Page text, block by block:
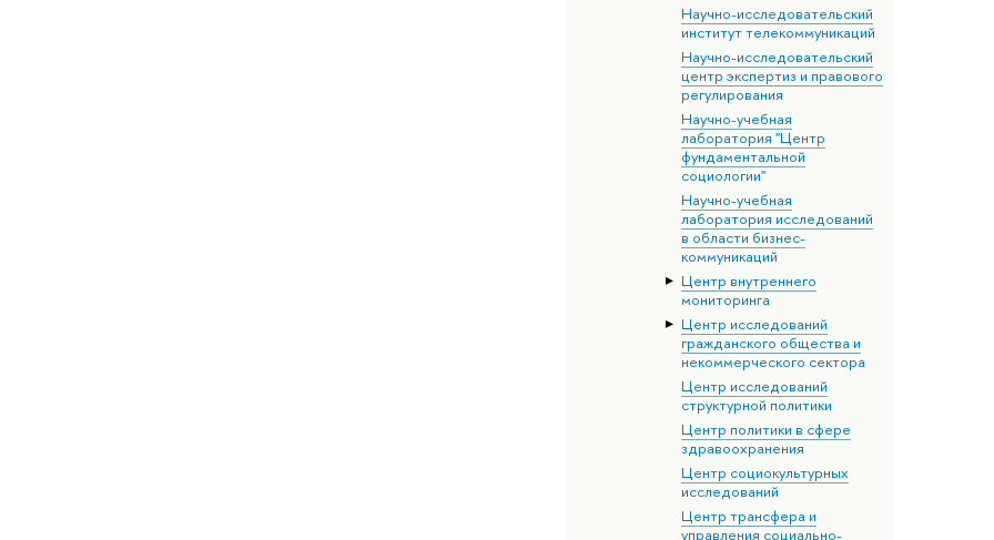
Научно-исследовательский
институт телекоммуникаций
Научно-исследовательский
центр экспертиз и правового
регулирования
Научно-учебная
лаборатория "Центр
фундаментальной
социологии"
Научно-учебная
лаборатория исследований
в области бизнес-
коммуникаций
Центр внутреннего
мониторинга
Центр исследований
гражданского общества и
некоммерческого сектора
Центр исследований
структурной политики
Центр политики в сфере
здравоохранения
Центр социокультурных
исследований
Центр трансфера и
управления социально-